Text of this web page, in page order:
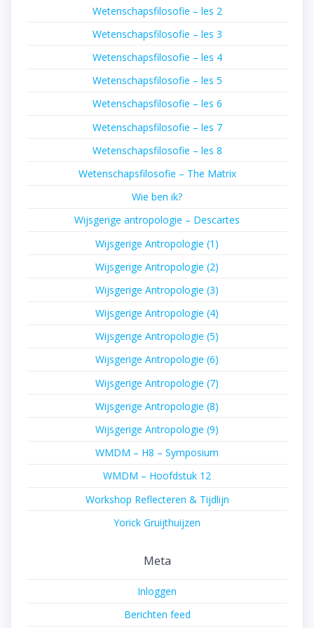
Wetenschapsfilosofie – les 2
Wetenschapsfilosofie – les 3
Wetenschapsfilosofie – les 4
Wetenschapsfilosofie – les 5
Wetenschapsfilosofie – les 6
Wetenschapsfilosofie – les 7
Wetenschapsfilosofie – les 8
Wetenschapsfilosofie – The Matrix
Wie ben ik?
Wijsgerige antropologie – Descartes
Wijsgerige Antropologie (1)
Wijsgerige Antropologie (2)
Wijsgerige Antropologie (3)
Wijsgerige Antropologie (4)
Wijsgerige Antropologie (5)
Wijsgerige Antropologie (6)
Wijsgerige Antropologie (7)
Wijsgerige Antropologie (8)
Wijsgerige Antropologie (9)
WMDM – H8 – Symposium
WMDM – Hoofdstuk 12
Workshop Reflecteren & Tijdlijn
Yorick Gruijthuijzen
Meta
Inloggen
Berichten feed